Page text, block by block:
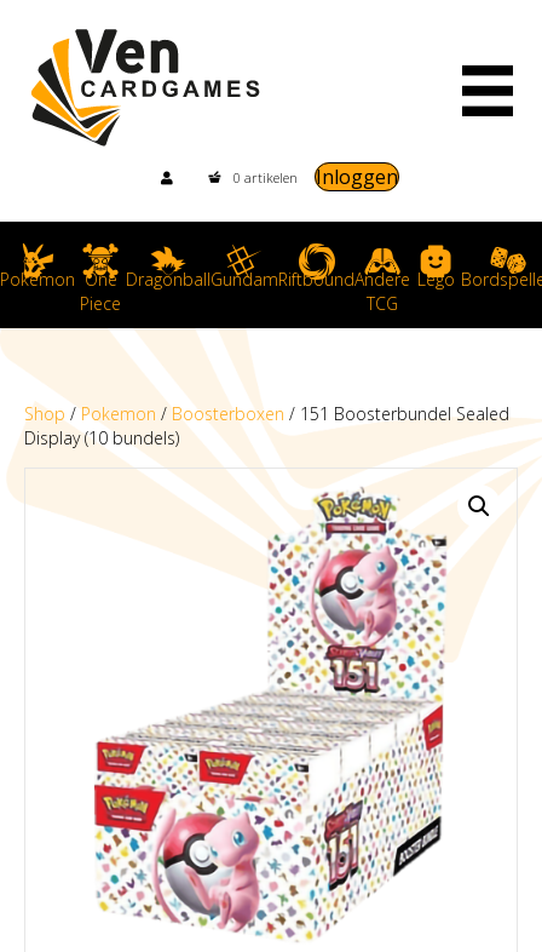
0 artikelen Inloggen
Pokemon One
Piece
DragonballGundamRiftboundAndere
TCG
Lego
Shop /Pokemon / Boosterboxen / 151 Boosterbundel Sealed
Display (10 bundels)